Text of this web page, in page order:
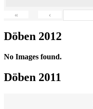
« ‹
Döben 2012
No Images found.
Döben 2011